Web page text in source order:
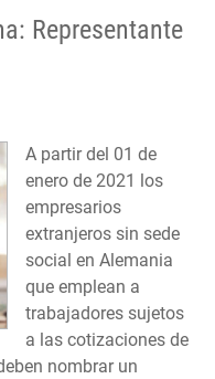
Representante
A partir del 01 de
enero de 2021 los
empresarios
extranjeros sin sede
social en Alemania
que emplean a
trabajadores sujetos
a las cotizaciones de
nombrar un